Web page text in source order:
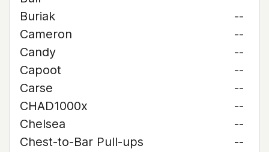
Buriak
--
Cameron
--
Candy
--
Capoot
--
Carse
--
CHAD1000x
--
Chelsea
--
Chest-to-Bar Pull-ups
--